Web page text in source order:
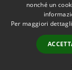
Accessibilità
nonché un
Per maggiori